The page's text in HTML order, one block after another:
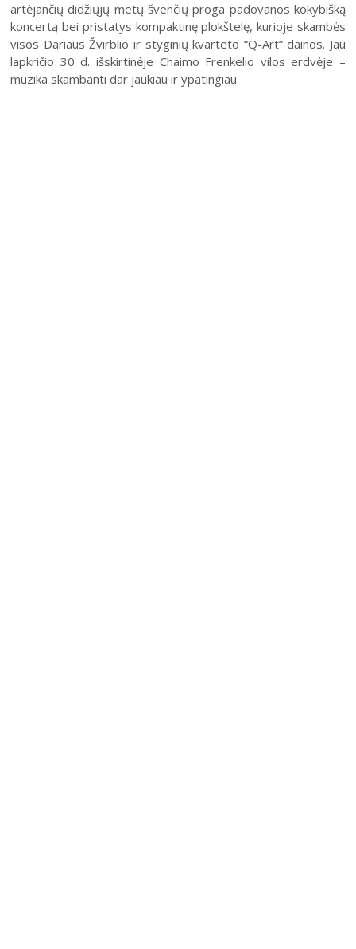
artėjančių didžiųjų metų švenčių proga padovanos kokybišką
koncertą bei pristatys kompaktinę plokštelę, kurioje skambės
visos Dariaus Žvirblio ir styginių kvarteto “Q-Art” dainos. Jau
lapkričio 30 d. išskirtinėje Chaimo Frenkelio vilos erdvėje –
muzika skambanti dar jaukiau ir ypatingiau.